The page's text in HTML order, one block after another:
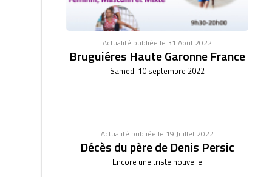
Actualité publiée le 31 Août 2022
Bruguiéres Haute Garonne France
Samedi 10 septembre 2022
Actualité publiée le 19 Juillet 2022
Décès du père de Denis Persic
Encore une triste nouvelle